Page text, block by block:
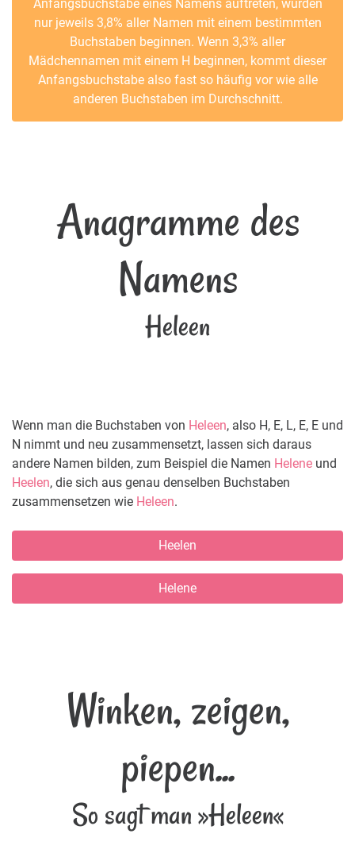
Anfangsbuchstabe eines Namens auftreten, würden
nur jeweils 3,8% aller Namen mit einem bestimmten
Buchstaben beginnen. Wenn 3,3% aller
Mädchennamen mit einem H beginnen, kommt dieser
Anfangsbuchstabe also fast so häufig vor wie alle
anderen Buchstaben im Durchschnitt.
Anagramme des
Namens
Heleen
Wenn man die Buchstaben von Heleen, also H, E, L, E, E und
N nimmt und neu zusammensetzt, lassen sich daraus
andere Namen bilden, zum Beispiel die Namen Helene und
Heelen, die sich aus genau denselben Buchstaben
zusammensetzen wie Heleen.
Heelen
Helene
Winken, zeigen,
piepen...
So sagt man »Heleen«